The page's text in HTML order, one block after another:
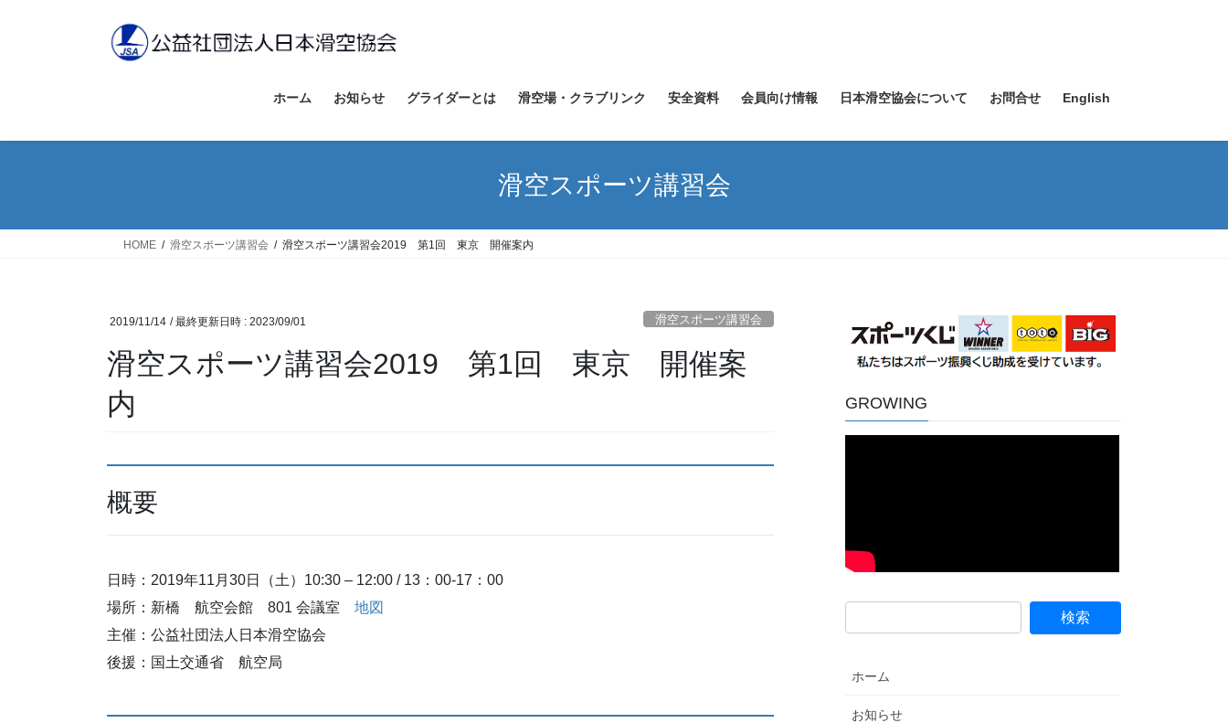
ス
ン
ホーム お知らせ グライダーとは 滑空場・クラブリンク 安全資料 会員向け情報 日本滑空協会について お問合せ English
滑空スポーツ講習会
HOME 滑空スポーツ講習会 滑空スポーツ講習会2019 第1回 東京 開催案内
2019/11/14 / 最終更新日時 : 2023/09/01 滑空スポーツ講習会
滑空スポーツ講習会2019 第1回 東京 開催案
内
概要
日時：2019年11月30日（土）10:30 – 12:00 / 13：00-17：00
場所：新橋 航空会館 801 会議室 地図
主催：公益社団法人日本滑空協会
後援：国土交通省 航空局
GROWING
ホーム
お知らせ